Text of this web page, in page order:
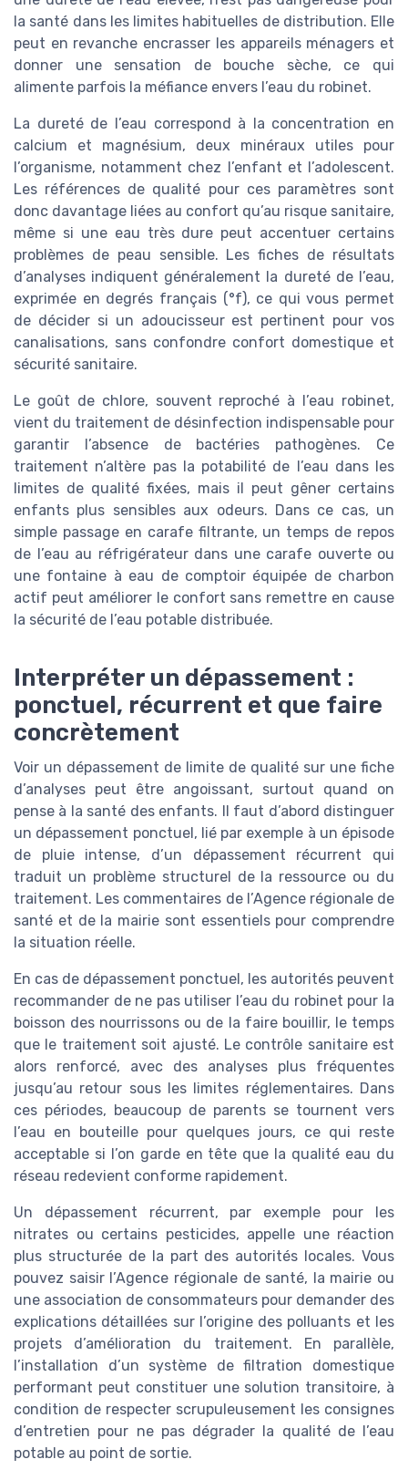
la santé dans les limites habituelles de distribution. Elle
peut en revanche encrasser les appareils ménagers et
donner une sensation de bouche sèche, ce qui
alimente parfois la méfiance envers l’eau du robinet.
La dureté de l’eau correspond à la concentration en
calcium et magnésium, deux minéraux utiles pour
l’organisme, notamment chez l’enfant et l’adolescent.
Les références de qualité pour ces paramètres sont
donc davantage liées au confort qu’au risque sanitaire,
même si une eau très dure peut accentuer certains
problèmes de peau sensible. Les fiches de résultats
d’analyses indiquent généralement la dureté de l’eau,
exprimée en degrés français (°f), ce qui vous permet
de décider si un adoucisseur est pertinent pour vos
canalisations, sans confondre confort domestique et
sécurité sanitaire.
Le goût de chlore, souvent reproché à l’eau robinet,
vient du traitement de désinfection indispensable pour
garantir l’absence de bactéries pathogènes. Ce
traitement n’altère pas la potabilité de l’eau dans les
limites de qualité fixées, mais il peut gêner certains
enfants plus sensibles aux odeurs. Dans ce cas, un
simple passage en carafe filtrante, un temps de repos
de l’eau au réfrigérateur dans une carafe ouverte ou
une fontaine à eau de comptoir équipée de charbon
actif peut améliorer le confort sans remettre en cause
la sécurité de l’eau potable distribuée.
Interpréter un dépassement :
ponctuel, récurrent et que faire
concrètement
Voir un dépassement de limite de qualité sur une fiche
d’analyses peut être angoissant, surtout quand on
pense à la santé des enfants. Il faut d’abord distinguer
un dépassement ponctuel, lié par exemple à un épisode
de pluie intense, d’un dépassement récurrent qui
traduit un problème structurel de la ressource ou du
traitement. Les commentaires de l’Agence régionale de
santé et de la mairie sont essentiels pour comprendre
la situation réelle.
En cas de dépassement ponctuel, les autorités peuvent
recommander de ne pas utiliser l’eau du robinet pour la
boisson des nourrissons ou de la faire bouillir, le temps
que le traitement soit ajusté. Le contrôle sanitaire est
alors renforcé, avec des analyses plus fréquentes
jusqu’au retour sous les limites réglementaires. Dans
ces périodes, beaucoup de parents se tournent vers
l’eau en bouteille pour quelques jours, ce qui reste
acceptable si l’on garde en tête que la qualité eau du
réseau redevient conforme rapidement.
Un dépassement récurrent, par exemple pour les
nitrates ou certains pesticides, appelle une réaction
plus structurée de la part des autorités locales. Vous
pouvez saisir l’Agence régionale de santé, la mairie ou
une association de consommateurs pour demander des
explications détaillées sur l’origine des polluants et les
projets d’amélioration du traitement. En parallèle,
l’installation d’un système de filtration domestique
performant peut constituer une solution transitoire, à
condition de respecter scrupuleusement les consignes
d’entretien pour ne pas dégrader la qualité de l’eau
potable au point de sortie.